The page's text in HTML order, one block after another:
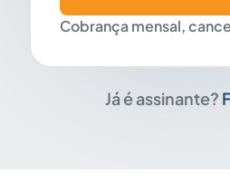
Cobrança mensal,
Já é assinante?